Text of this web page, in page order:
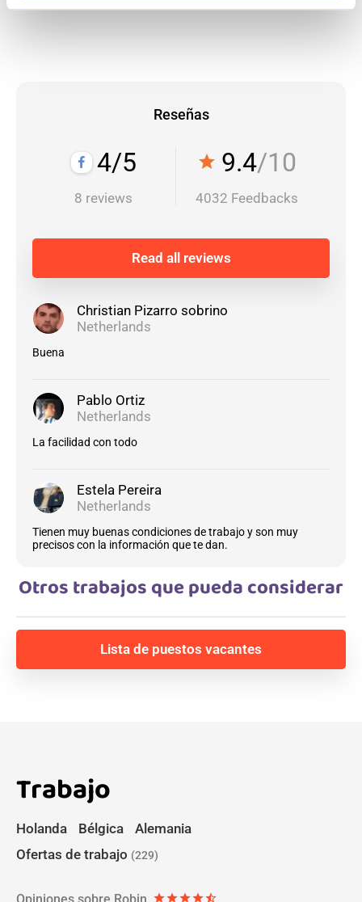
Reseñas
4/5
8 reviews
star 9.4/10
4032 Feedbacks
Read all reviews
Christian Pizarro sobrino
Netherlands
Buena
Pablo Ortiz
Netherlands
La facilidad con todo
Estela Pereira
Netherlands
Tienen muy buenas condiciones de trabajo y son muy
precisos con la información que te dan.
Otros trabajos que pueda considerar
Lista de puestos vacantes
Trabajo
Holanda Bélgica
Alemania
Ofertas de trabajo (229)
starstarstarstarstar_half